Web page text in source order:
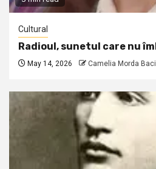
Cultural
Radioul, sunetul care nu
May 14, 2026 Camelia Morda